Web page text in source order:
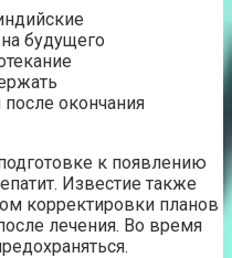
будущего
окончания
к появлению
Известие также
корректировки планов
лечения. Во время